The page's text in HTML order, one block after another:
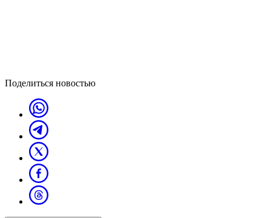
Поделиться новостью